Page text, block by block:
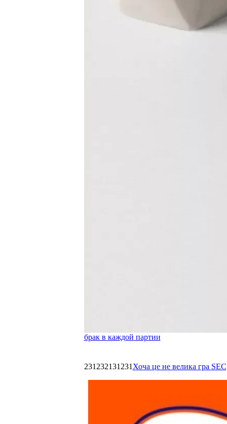
брак в каждой партии
231232131231 Хоча це не велика гра